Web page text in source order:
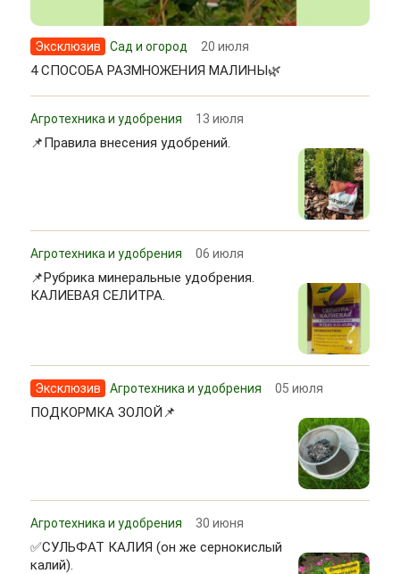
Эксклюзив Сад и огород 20 июля
4 СПОСОБА РАЗМНОЖЕНИЯ МАЛИНЫ🌿
Агротехника и удобрения 13 июля
📌Правила внесения удобрений.
Агротехника и удобрения 06 июля
📌Рубрика минеральные удобрения.
КАЛИЕВАЯ СЕЛИТРА.
Эксклюзив Агротехника и удобрения 05 июля
ПОДКОРМКА ЗОЛОЙ📌
Агротехника и удобрения 30 июня
✅СУЛЬФАТ КАЛИЯ (он же сернокислый
калий).